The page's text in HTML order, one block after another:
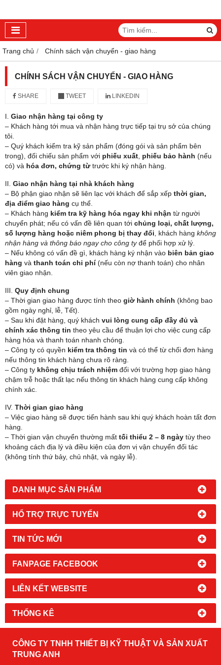
Trang chủ Chính sách vận chuyển - giao hàng
DANH MỤC SẢN PHẨM
HỔ TRỢ TRỰC TUYẾN
TIN TỨC MỚI
FANPAGE FACEBOOK
LIÊN KẾT WEBSITE
THỐNG KÊ
CHÍNH SÁCH VẬN CHUYỂN - GIAO HÀNG
SHARE TWEET LINKEDIN
I. Giao nhận hàng tại công ty
– Khách hàng tới mua và nhận hàng trực tiếp tại trụ sở của chúng
tôi.
– Quý khách kiểm tra kỹ sản phẩm (đóng gói và sản phẩm bên
trong), đối chiếu sản phẩm với phiếu xuất phiếu bảo hành (nếu
có) và hóa đơn, chứng từtrước khi ký nhận hàng.
II. Giao nhận hàng tại nhà khách hàng
– Bộ phận giao nhận sẽ liên lạc với khách để sắp xếp thời gian,
địa điểm giao hàng cụ thể.
– Khách hàng kiểm tra kỹ hàng hóa ngay khi nhận từ người
chuyển phát; nếu có vấn đề liên quan tới chủng loại, chất lượng,
số lượng hàng hoặc niêm phong bị thay đổi , khách hàng không
nhận hàng và thông báo ngay cho công tyđể phối hợp xử lý.
– Nếu không có vấn đề gì, khách hàng ký nhận vào biên bản giao
hàng và thanh toán chi phí(nếu còn nợ thanh toán) cho nhân
viên giao nhận.
III. Quy định chung
– Thời gian giao hàng được tính theo giờ hành chính (không bao
gồm ngày nghỉ, lễ, Tết).
– Sau khi đặt hàng, quý khách vui lòng cung cấp đầy đủ và
chính xác thông tin theo yêu cầu để thuận lợi cho việc cung cấp
hàng hóa và thanh toán nhanh chóng.
– Công ty có quyền kiểm tra thông tin và có thể từ chối đơn hàng
nếu thông tin khách hàng chưa rõ ràng.
– Công ty không chịu trách nhiệm đối với trường hợp giao hàng
chậm trễ hoặc thất lạc nếu thông tin khách hàng cung cấp không
chính xác.
IV. Thời gian giao hàng
– Việc giao hàng sẽ được tiến hành sau khi quý khách hoàn tất đơn
hàng.
– Thời gian vận chuyển thường mất tối thiểu 2 – 8 ngày tùy theo
khoảng cách địa lý và điều kiện của đơn vị vận chuyển đối tác
(không tính thứ bảy, chủ nhật, và ngày lễ).
CÔNG TY TNHH THIẾT BỊ KỸ THUẬT VÀ SẢN XUẤT
TRUNG ANH